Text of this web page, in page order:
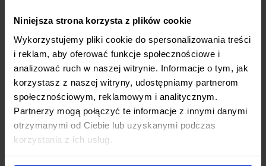
Niniejsza strona korzysta z plików cookie
Wykorzystujemy pliki cookie do spersonalizowania treści
i reklam, aby oferować funkcje społecznościowe i
analizować ruch w naszej witrynie. Informacje o tym, jak
korzystasz z naszej witryny, udostępniamy partnerom
społecznościowym, reklamowym i analitycznym.
Partnerzy mogą połączyć te informacje z innymi danymi
otrzymanymi od Ciebie lub uzyskanymi podczas
korzystania z ich usług.
stali nierdzewnej AUS-8 , znanej ze swojej
doskonałej ostrości, łatwości ostrzenia i
odporności na korozję. Zahartowane do
optymalnej twardości59 HRC, zapewnia
długotrwałe utrzymanie krawędzi tnącej.
Tradycyjna rękojeść zeleganckiego palisandru
nie tylko pięknie wygląda, ale także zapewnia
pewny, komfortowy chwyt, doskonale wyważając